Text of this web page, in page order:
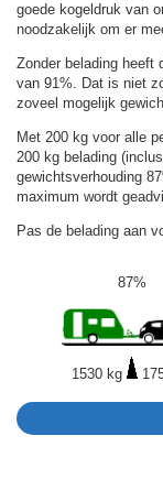
goede kogeldruk van
noodzakelijk om er
Zonder belading heeft
van 91%. Dat is niet
zoveel mogelijk
Met 200 kg voor alle
200 kg belading
gewichtsverhouding
maximum wordt
Pas de belading aan
87%
1530 kg